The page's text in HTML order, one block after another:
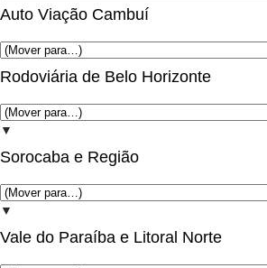
Auto Viação Cambuí
Rodoviária de Belo Horizonte
▼
Sorocaba e Região
▼
Vale do Paraíba e Litoral Norte